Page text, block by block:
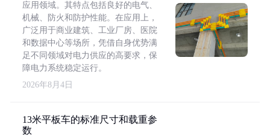
应用领域。其特点包括良好的电气、
机械、防火和防护性能。在应用上，
广泛用于商业建筑、工业厂房、医院
和数据中心等场所，凭借自身优势满
足不同领域对电力供应的高要求，保
障电力系统稳定运行。
2026年8月4日
13米平板车的标准尺寸和载重参
数